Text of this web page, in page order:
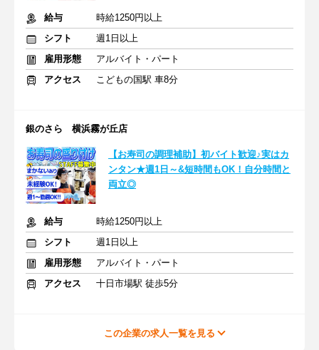
給与
時給1250円以上
シフト
週1日以上
雇用形態
アルバイト・パート
アクセス
こどもの国駅 車8分
銀のさら 横浜霧が丘店
【お寿司の調理補助】初バイト歓迎♪実はカ
ンタン★週1日～&短時間もOK！自分時間と
両立◎
給与
時給1250円以上
シフト
週1日以上
雇用形態
アルバイト・パート
アクセス
十日市場駅 徒歩5分
この企業の求人一覧を見る